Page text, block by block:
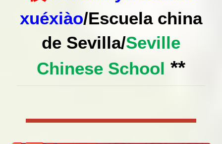
xuéxiào/Escuela china
de Sevilla/Seville
Chinese School **